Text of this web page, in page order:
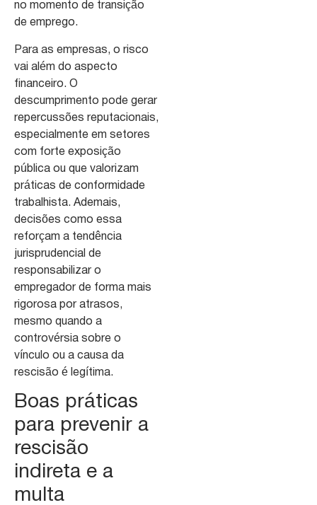
no momento de transição
de emprego.
Para as empresas, o risco
vai além do aspecto
financeiro. O
descumprimento pode gerar
repercussões reputacionais,
especialmente em setores
com forte exposição
pública ou que valorizam
práticas de conformidade
trabalhista. Ademais,
decisões como essa
reforçam a tendência
jurisprudencial de
responsabilizar o
empregador de forma mais
rigorosa por atrasos,
mesmo quando a
controvérsia sobre o
vínculo ou a causa da
rescisão é legítima.
Boas práticas
para prevenir a
rescisão
indireta e a
multa